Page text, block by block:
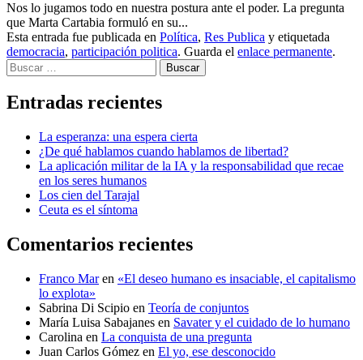
Nos lo jugamos todo en nuestra postura ante el poder. La pregunta
que Marta Cartabia formuló en su...
Esta entrada fue publicada en Política, Res Publica y etiquetada
democracia, participación politica. Guarda el enlace permanente.
Buscar
Entradas recientes
La esperanza: una espera cierta
¿De qué hablamos cuando hablamos de libertad?
La aplicación militar de la IA y la responsabilidad que recae
en los seres humanos
Los cien del Tarajal
Ceuta es el síntoma
Comentarios recientes
Franco Maren «El deseo humano es insaciable, el capitalismo
lo explota»
Sabrina Di Scipio en Teoría de conjuntos
María Luisa Sabajanes en Savater y el cuidado de lo humano
Carolina en La conquista de una pregunta
Juan Carlos Gómez en El yo, ese desconocido